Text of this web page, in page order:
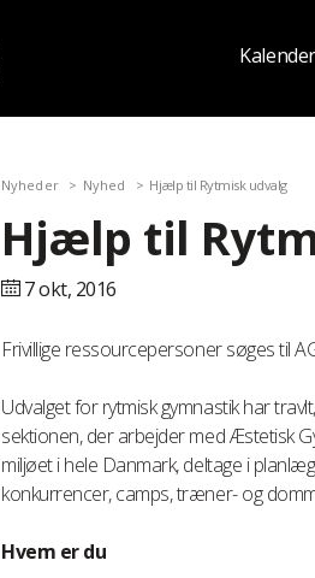
Kalender
Nyheder Nyhed Hjælp til Rytmisk udvalg
Hjælp til
7 okt, 2016
Frivillige ressourcepersoner søges til
Udvalget for rytmisk gymnastik har
sektionen, der arbejder med Æstetisk
miljøet i hele Danmark, deltage i
konkurrencer, camps, træner- og
Hvem er du